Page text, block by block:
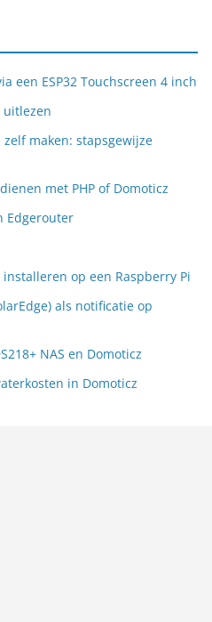
een ESP32 Touchscreen 4 inch
uitlezen
maken: stapsgewijze
met PHP of Domoticz
Edgerouter
installeren op een Raspberry Pi
als notificatie op
NAS en Domoticz
in Domoticz